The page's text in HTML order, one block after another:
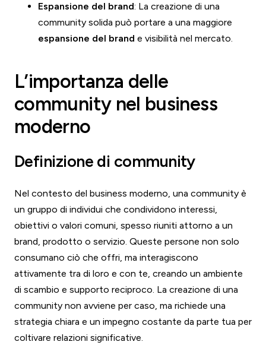
Espansione del brand: La creazione di una
community solida può portare a una maggiore
espansione del brand e visibilità nel mercato.
L’importanza delle
community nel business
moderno
Definizione di community
Nel contesto del business moderno, una community è
un gruppo di individui che condividono interessi,
obiettivi o valori comuni, spesso riuniti attorno a un
brand, prodotto o servizio. Queste persone non solo
consumano ciò che offri, ma interagiscono
attivamente tra di loro e con te, creando un ambiente
di scambio e supporto reciproco. La creazione di una
community non avviene per caso, ma richiede una
strategia chiara e un impegno costante da parte tua per
coltivare relazioni significative.